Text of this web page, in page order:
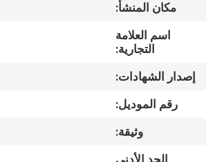
فيديوهات
حولنا
جولة
مكان المنشأ:
اسم العلامة
التجارية:
إصدار الشهادات:
رقم الموديل:
وثيقة: